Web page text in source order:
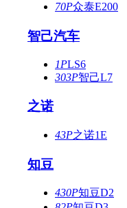
70P众泰E200
智己汽车
1PLS6
303P智己L7
之诺
43P之诺1E
知豆
430P知豆D2